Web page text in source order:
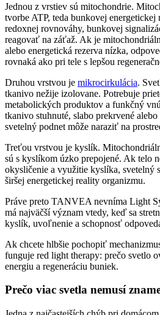
Jednou z vrstiev sú mitochondrie.
tvorbe ATP, teda bunkovej energetickej
redoxnej rovnováhy, bunkovej
reagovať na záťaž. Ak je
alebo energetická rezerva nízka,
rovnaká ako pri tele s lepšou
Druhou vrstvou je mikrocirkulácia.
tkanivo nežije izolovane. Potrebuje
metabolických produktov a funkčný
tkanivo stuhnuté, slabo prekrvené
svetelný podnet môže naraziť na
Treťou vrstvou je kyslík.
sú s kyslíkom úzko prepojené. Ak telo
okysličenie a využitie kyslíka, svetelný
širšej energetickej reality organizmu.
Práve preto TANVEA nevníma Light
má najväčší význam vtedy, keď sa
kyslík, uvoľnenie a schopnosť
Ak chcete hlbšie pochopiť
funguje red light therapy: prečo svetlo
energiu a regeneráciu buniek.
Prečo viac svetla nemusí